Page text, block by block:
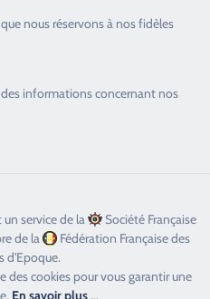
nous réservons à nos fidèles
informations concernant nos
service de la
Société Française
de la
Fédération Française des
d'Epoque.
des cookies pour vous garantir une
En savoir plus...